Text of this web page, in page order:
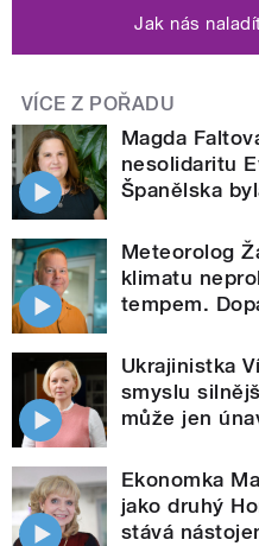
Jak nás
VÍCE Z POŘADU
Magda
nesolidaritu
Španělska
Meteorolog
klimatu
tempem.
Ukrajinistka
smyslu
může jen
Ekonomka
jako druhý
stává